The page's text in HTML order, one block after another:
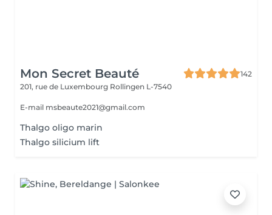
Mon Secret Beauté
142
201, rue de Luxembourg Rollingen L-7540
E-mail msbeaute2021@gmail.com
Thalgo oligo marin
Thalgo silicium lift